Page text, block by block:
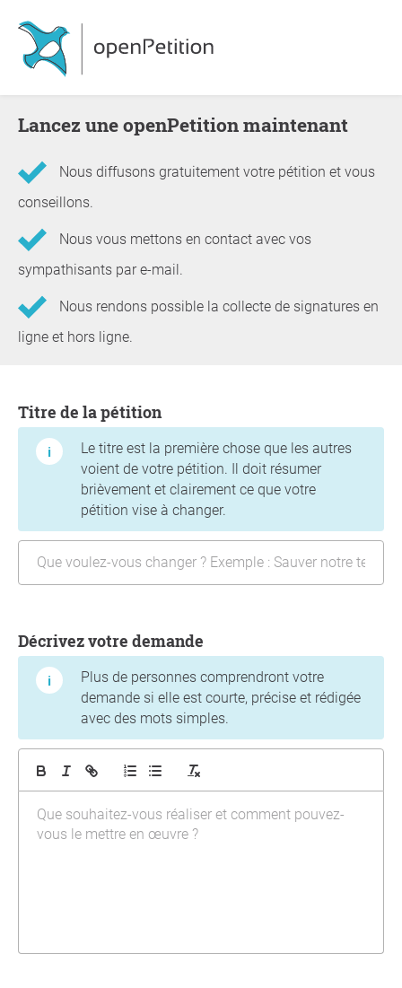
Lancez une openPetition maintenant
Nous diffusons gratuitement votre pétition et vous
conseillons.
Nous vous mettons en contact avec vos
sympathisants par e-mail.
Nous rendons possible la collecte de signatures en
ligne et hors ligne.
Titre de la pétition
Le titre est la première chose que les autres
voient de votre pétition. Il doit résumer
brièvement et clairement ce que votre
pétition vise à changer.
Décrivez votre demande
Plus de personnes comprendront votre
demande si elle est courte, précise et rédigée
avec des mots simples.